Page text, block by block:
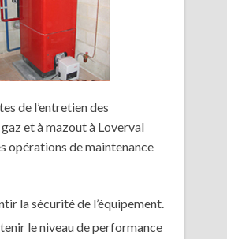
de l’entretien des
et à mazout à Loverval
opérations de maintenance
la sécurité de l’équipement.
le niveau de performance